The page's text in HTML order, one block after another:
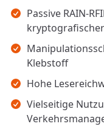
Passive RAIN-
Klebstoff
Hohe
Vielseitige